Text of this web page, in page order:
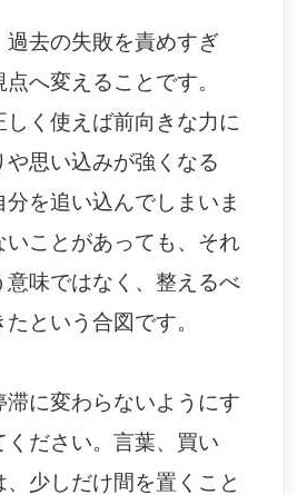
去の失敗を責めすぎ
へ変えることです。
く使えば前向きな力に
思い込みが強くなる
分を追い込んでしまいま
いことがあっても、それ
意味ではなく、整えるべ
という合図です。
滞に変わらないようにす
ください。言葉、買い
少しだけ間を置くこと